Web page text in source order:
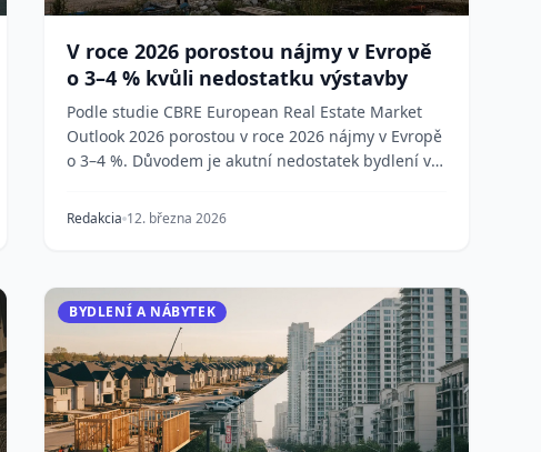
V roce 2026 porostou nájmy v Evropě
o 3–4 % kvůli nedostatku výstavby
Podle studie CBRE European Real Estate Market
Outlook 2026 porostou v roce 2026 nájmy v Evropě
o 3–4 %. Důvodem je akutní nedostatek bydlení ve
Redakcia 12. března 2026
BYDLENÍ A NÁBYTEK